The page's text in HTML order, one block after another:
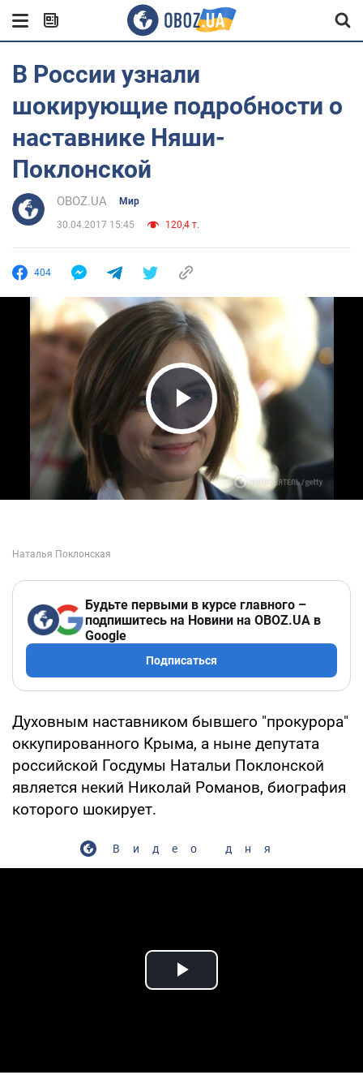
В России узнали
шокирующие подробности о
наставнике Няши-
Поклонской
OBOZ.UA Мир
30.04.2017 15:45 120,4 т.
404
Play Video
Будьте первыми в курсе главного –
подпишитесь на Новини на OBOZ.UA в
Google
Подписаться
Духовным наставником бывшего "прокурора"
оккупированного Крыма, а ныне депутата
российской Госдумы Натальи Поклонской
является некий Николай Романов, биография
которого шокирует.
Видео дня
Play Video